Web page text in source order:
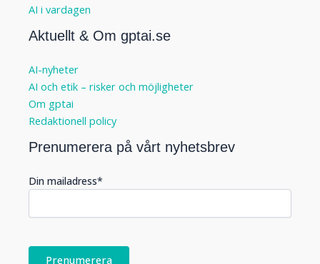
AI i vardagen
Aktuellt & Om gptai.se
AI-nyheter
AI och etik – risker och möjligheter
Om gptai
Redaktionell policy
Prenumerera på vårt nyhetsbrev
Din mailadress*
Prenumerera